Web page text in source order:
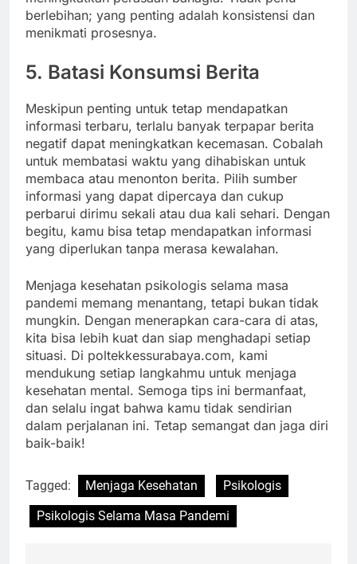
berlebihan; yang penting adalah konsistensi dan
menikmati prosesnya.
5. Batasi Konsumsi Berita
Meskipun penting untuk tetap mendapatkan
informasi terbaru, terlalu banyak terpapar berita
negatif dapat meningkatkan kecemasan. Cobalah
untuk membatasi waktu yang dihabiskan untuk
membaca atau menonton berita. Pilih sumber
informasi yang dapat dipercaya dan cukup
perbarui dirimu sekali atau dua kali sehari. Dengan
begitu, kamu bisa tetap mendapatkan informasi
yang diperlukan tanpa merasa kewalahan.
Menjaga kesehatan psikologis selama masa
pandemi memang menantang, tetapi bukan tidak
mungkin. Dengan menerapkan cara-cara di atas,
kita bisa lebih kuat dan siap menghadapi setiap
situasi. Di poltekkessurabaya.com, kami
mendukung setiap langkahmu untuk menjaga
kesehatan mental. Semoga tips ini bermanfaat,
dan selalu ingat bahwa kamu tidak sendirian
dalam perjalanan ini. Tetap semangat dan jaga diri
baik-baik!
Tagged: Menjaga Kesehatan
Psikologis
Psikologis Selama Masa Pandemi